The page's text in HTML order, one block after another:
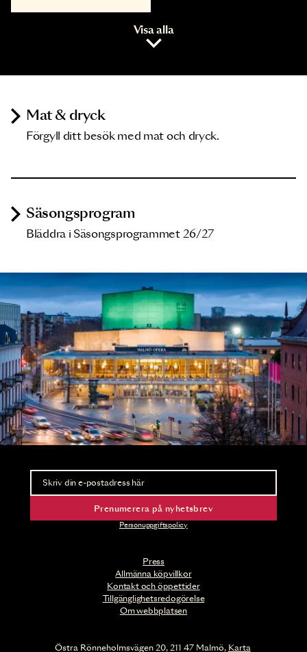
Visa alla
Mat & dryck
Förgyll ditt besök med mat och dryck.
Säsongsprogram
Bläddra i Säsongsprogrammet 26/27
Press
Allmänna köpvillkor
Kontakt och öppettider
Tillgänglighetsredogörelse
Om webbplatsen
Nyhetsbrev
Ta del av förhandsinformation och biljettsläpp.
Prenumerera på nyhetsbrev
Personuppgiftspolicy
Östra Rönneholmsvägen 20, 211 47 Malmö, Karta